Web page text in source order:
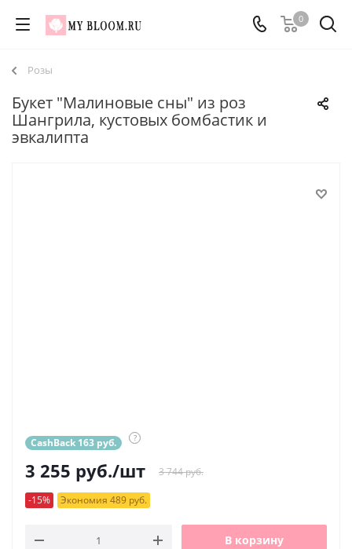
0
Розы
Букет "Малиновые сны" из роз
Шангрила, кустовых бомбастик и
эвкалипта
CashBack 163 руб. ?
3 255 руб./шт 3 744 руб.
-15% Экономия 489 руб.
В корзину